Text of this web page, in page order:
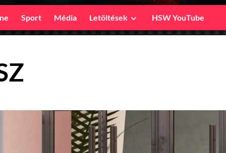
Sport Média Letöltések HSW YouTube